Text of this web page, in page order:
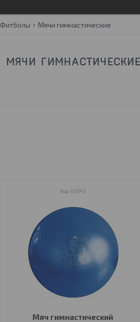
Фитболы Мячи гимнастические
МЯЧИ ГИМНАСТИЧЕСКИЕ
01843
Мяч гимнастический